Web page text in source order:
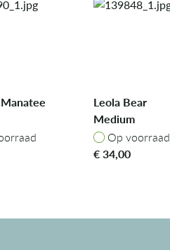
Leola Bear
Medium
Op voorraad
Op voorraad
€34,00